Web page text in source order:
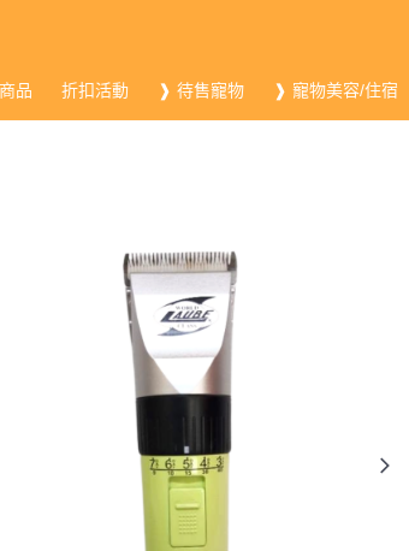
品 折扣活動 ❱ 待售寵物 ❱ 寵物美容/住宿